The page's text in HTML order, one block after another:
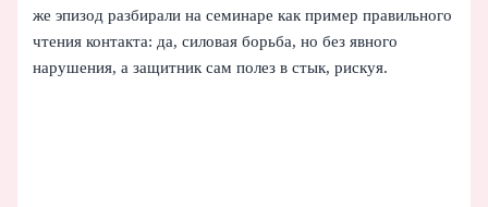
же эпизод разбирали на семинаре как пример правильного
чтения контакта: да, силовая борьба, но без явного
нарушения, а защитник сам полез в стык, рискуя.